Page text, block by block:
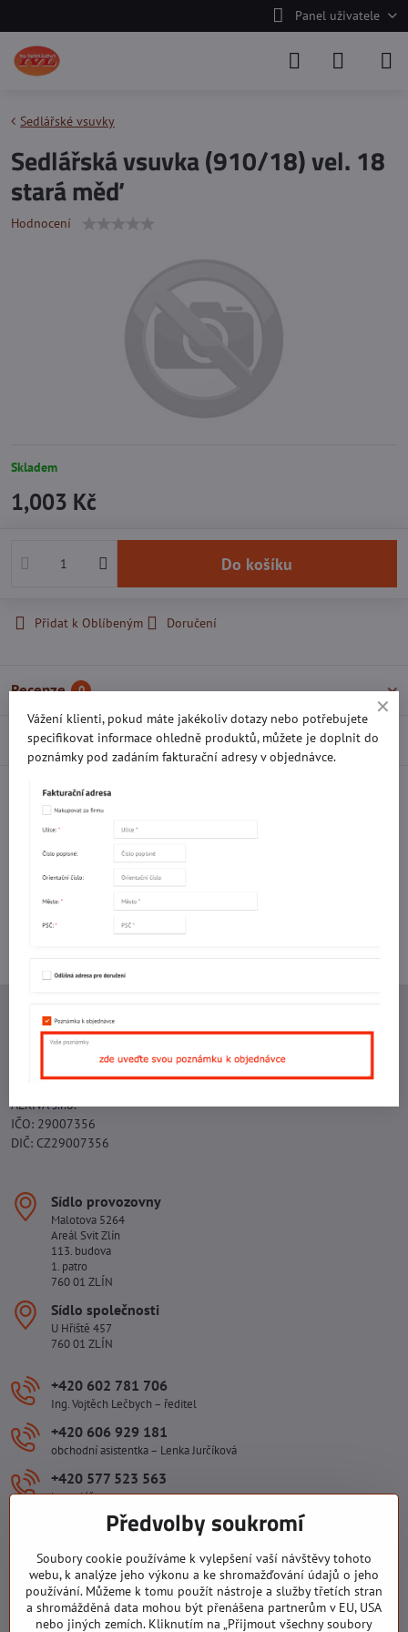
Panel uživatele
Sedlářské vsuvky
Sedlářská vsuvka (910/18) vel. 18
stará měď
Hodnocení
Skladem
1,003 Kč
Do košíku
Přidat k Oblíbeným Doručení
Recenze 0
Diskuse 0
Facebook
Potřebujete poradit s objednávkou?
Kontaktujte nás:
+420 577 523 563
Ing. Vojtěch Lečbych - IVL
DIČ: CZ5602130809
ALRIVA s.r.o.
IČO: 29007356
DIČ: CZ29007356
Sídlo provozovny
Malotova 5264
Areál Svit Zlín
113. budova
1. patro
760 01 ZLÍN
Sídlo společnosti
U Hřiště 457
760 01 ZLÍN
+420 602 781 706
Ing. Vojtěch Lečbych – ředitel
+420 606 929 181
obchodní asistentka – Lenka Jurčíková
+420 577 523 563
kancelář
ivlecbych​@seznam​.cz
Důležité odkazy
Předvolby soukromí
Soubory cookie používáme k vylepšení vaší návštěvy tohoto
webu, k analýze jeho výkonu a ke shromažďování údajů o jeho
používání. Můžeme k tomu použít nástroje a služby třetích stran
a shromážděná data mohou být přenášena partnerům v EU, USA
nebo jiných zemích. Kliknutím na „Přijmout všechny soubory
Vážení klienti, pokud máte jakékoliv dotazy nebo potřebujete
specifikovat informace ohledně produktů, můžete je doplnit do
poznámky pod zadáním fakturační adresy v objednávce.